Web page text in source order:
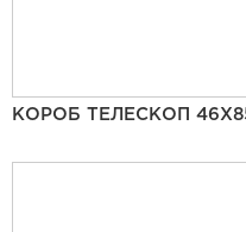
КОРОБ ТЕЛЕСКОП